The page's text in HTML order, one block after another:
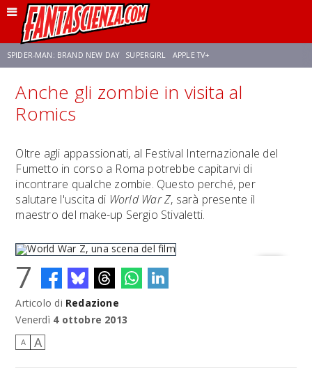
SPIDER-MAN: BRAND NEW DAY SUPERGIRL APPLE TV+
FRANCO RICCIARDIELLO ZENDAYA STAR TREK AVENGERS: DOOMSDAY
Anche gli zombie in visita al
Romics
Oltre agli appassionati, al Festival Internazionale del
Fumetto in corso a Roma potrebbe capitarvi di
incontrare qualche zombie. Questo perché, per
salutare l'uscita di World War Z, sarà presente il
maestro del make-up Sergio Stivaletti.
World War Z, una scena del film
7
Articolo di Redazione
Venerdì 4 ottobre 2013
A A